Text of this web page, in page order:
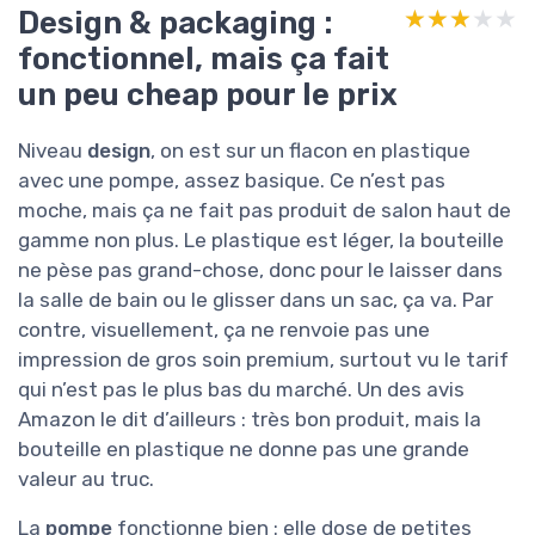
Design & packaging :
fonctionnel, mais ça fait
un peu cheap pour le prix
★★★★★
★★★★★
Niveau design, on est sur un flacon en plastique
avec une pompe, assez basique. Ce n’est pas
moche, mais ça ne fait pas produit de salon haut de
gamme non plus. Le plastique est léger, la bouteille
ne pèse pas grand-chose, donc pour le laisser dans
la salle de bain ou le glisser dans un sac, ça va. Par
contre, visuellement, ça ne renvoie pas une
impression de gros soin premium, surtout vu le tarif
qui n’est pas le plus bas du marché. Un des avis
Amazon le dit d’ailleurs : très bon produit, mais la
bouteille en plastique ne donne pas une grande
valeur au truc.
La pompe fonctionne bien : elle dose de petites